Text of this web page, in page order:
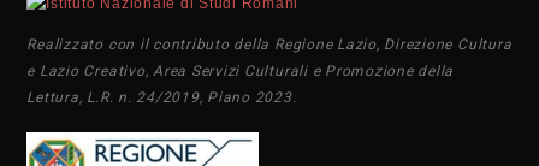
Realizzato con il contributo della Regione Lazio, Direzione Cultura
e Lazio Creativo, Area Servizi Culturali e Promozione della
Lettura, L.R. n. 24/2019, Piano 2023.